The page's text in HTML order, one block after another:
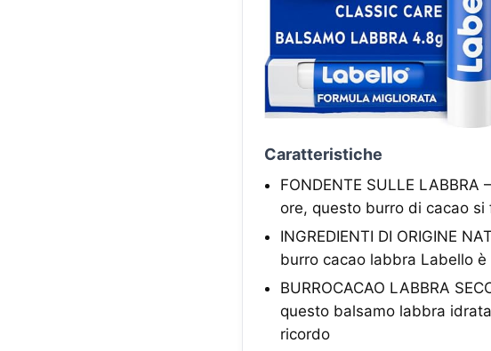
Caratteristiche
FONDENTE SULLE
ore, questo burro di cacao
INGREDIENTI DI ORIGINE
burro cacao labbra Labello
BURROCACAO LABBRA
questo balsamo labbra
ricordo